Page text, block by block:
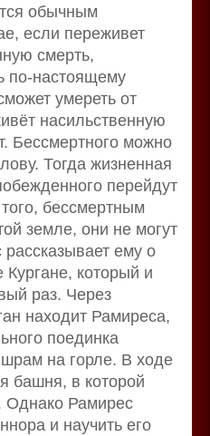
обычным
если переживет
смерть,
по-настоящему
умереть от
насильственную
Бессмертного можно
Тогда жизненная
перейдут
бессмертным
земле, они не могут
ему о
который и
раз. Через
находит Рамиреса,
поединка
на горле. В ходе
башня, в которой
Однако Рамирес
и научить его